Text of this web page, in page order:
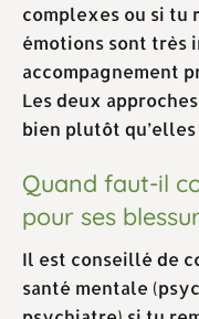
complexes ou si tu
émotions sont très
accompagnement
Les deux
bien plutôt qu’elles
Quand faut-il
pour ses
Il est conseillé de
santé mentale